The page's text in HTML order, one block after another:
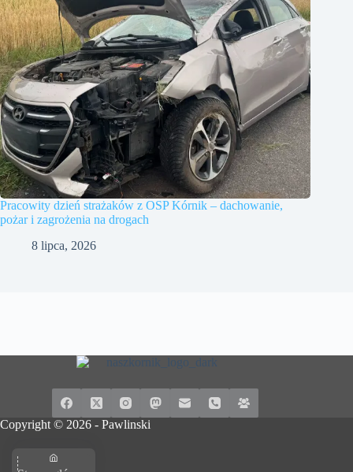
Pracowity dzień strażaków z OSP Kórnik – dachowanie,
pożar i zagrożenia na drogach
8 lipca, 2026
Copyright © 2026 - Pawlinski